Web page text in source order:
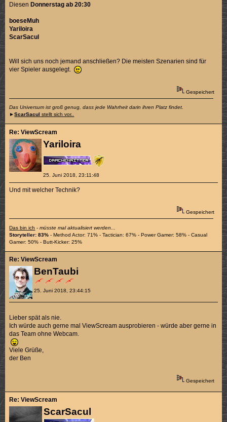
DiesenDonnerstag ab 20:30
boeseMuh
Yariloira
ScarSacul
Will sich uns noch jemand anschließen? Die meisten Szenarien sind für
vier Spieler ausgelegt.
Gespeichert
Das Universum ist groß genug, dass jede Wahrheit darin ihren Platz findet.
►ScarSacul stellt sich vor..
Yariloira
25. Juni 2018, 23:11:48
Re: ViewScream
Und mit welcher Technik?
Gespeichert
Das bin ich -müsste mal aktualisiert werden...
Storyteller: 83% - Method Actor: 71% - Tactician: 67% - Power Gamer: 58% - Casual
Gamer: 50% - Butt-Kicker: 25%
BenTaubi
25. Juni 2018, 23:44:15
Re: ViewScream
Lieber spät als nie.
Ich würde auch gerne mal ViewScream ausprobieren - würde aber gerne in
das Team ohne Webcam.
Viele Grüße,
der Ben
Gespeichert
ScarSacul
Re: ViewScream